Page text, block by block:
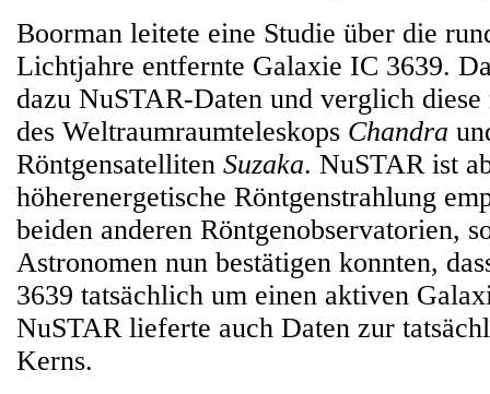
Boorman leitete eine Studie über die
Lichtjahre entfernte Galaxie IC 3639.
dazu NuSTAR-Daten und verglich
des Weltraumraumteleskops Chandra
Röntgensatelliten Suzaka. NuSTAR ist
höherenergetische Röntgenstrahlung
beiden anderen Röntgenobservatorien,
Astronomen nun bestätigen konnten,
3639 tatsächlich um einen aktiven
NuSTAR lieferte auch Daten zur
Kerns.